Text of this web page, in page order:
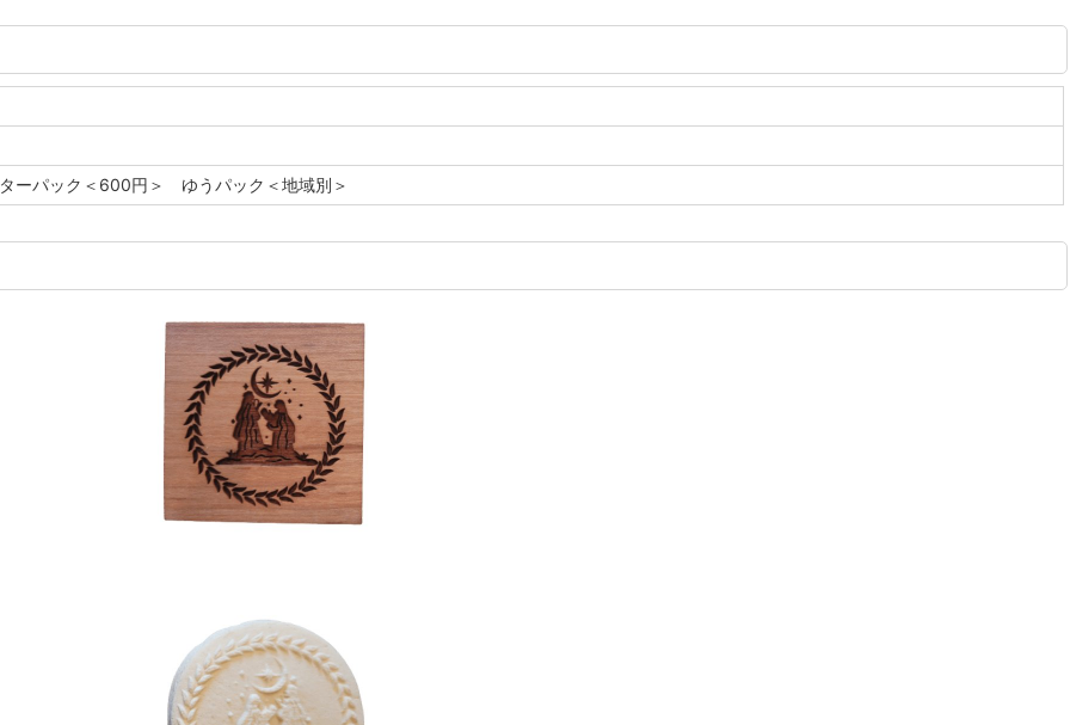
ーパック＜600円＞ ゆうパック＜地域別＞